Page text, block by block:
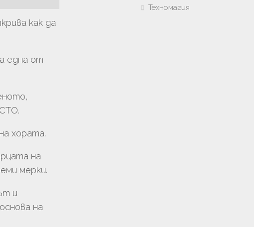
как да
една от
хората.
на
мерки.
и
на
Техномагия